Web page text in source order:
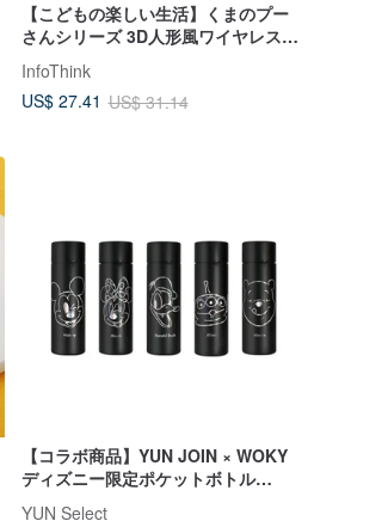
【こどもの楽しい生活】くまのプー
さんシリーズ 3D人形風ワイヤレス光
学式マウス
InfoThink
US$ 27.41 US$ 31.14
【コラボ商品】YUN JOIN × WOKY
ディズニー限定ポケットボトル
150ML（選べる5種）
YUN Select